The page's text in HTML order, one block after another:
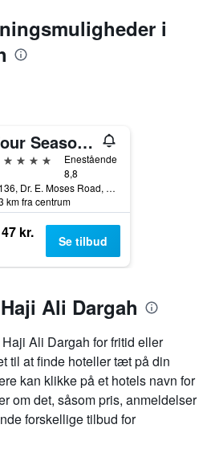
i
Four Seasons Hotel Mumbai
Enestående
8,8
1/136, Dr. E. Moses Road, Mumbai, Indien
km fra centrum
kr. Se tilbud
Ali Dargah
Ali Dargah for fritid eller
til at finde hoteller tæt på din
kan klikke på et hotels navn for
om det, såsom pris, anmeldelser
forskellige tilbud for